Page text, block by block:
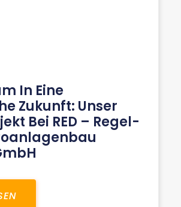
In Eine
Zukunft: Unser
Bei RED – Regel-